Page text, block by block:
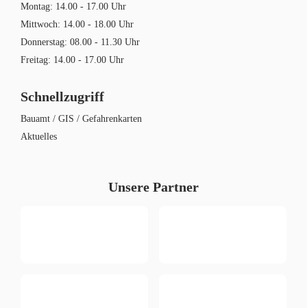
Montag: 14.00 - 17.00 Uhr
Mittwoch: 14.00 - 18.00 Uhr
Donnerstag: 08.00 - 11.30 Uhr
Freitag: 14.00 - 17.00 Uhr
Schnellzugriff
Bauamt / GIS / Gefahrenkarten
Aktuelles
Unsere Partner